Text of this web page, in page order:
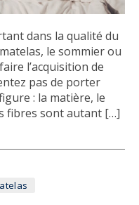
dans la qualité du
le sommier ou
l’acquisition de
pas de porter
: la matière, le
fibres sont autant […]